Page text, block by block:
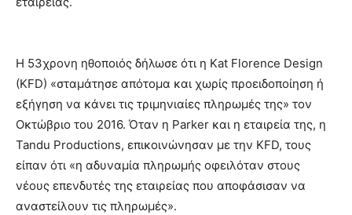
H 53χρονη ηθοποιός δήλωσε ότι η Kat Florence Design
(KFD) «σταμάτησε απότομα και χωρίς προειδοποίηση ή
εξήγηση να κάνει τις τριμηνιαίες πληρωμές της» τον
Οκτώβριο του 2016. Όταν η Parker και η εταιρεία της, η
Tandu Productions, επικοινώνησαν με την KFD, τους
είπαν ότι «η αδυναμία πληρωμής οφειλόταν στους
νέους επενδυτές της εταιρείας που αποφάσισαν να
αναστείλουν τις πληρωμές».